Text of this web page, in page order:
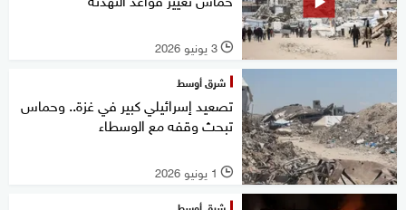
l 3 يونيو 2026
شرق أوسط
تصعيد إسرائيلي كبير في غزة.. وحماس
تبحث وقفه مع الوسطاء
l 1 يونيو 2026